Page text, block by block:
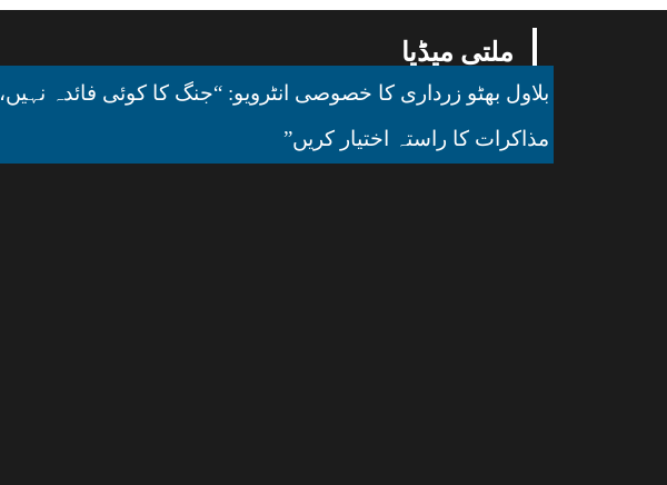
ملتی میڈیا
بلاول بھٹو زرداری کا خصوصی انٹرویو: “جنگ کا کوئی فائدہ نہیں،
مذاکرات کا راستہ اختیار کریں”